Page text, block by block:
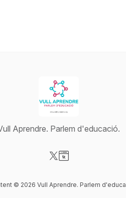
Aprendre. Parlem d'educació.
© 2026 Vull Aprendre. Parlem